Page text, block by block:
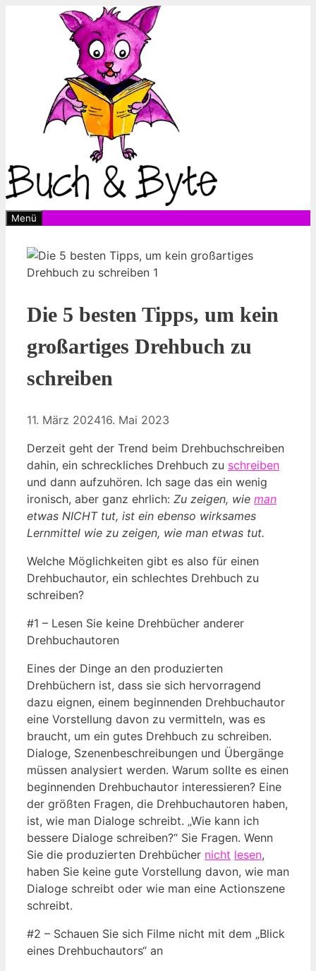
Menü
Die 5 besten Tipps, um kein
großartiges Drehbuch zu
schreiben
11. März 202416. Mai 2023
Derzeit geht der Trend beim Drehbuchschreiben
dahin, ein schreckliches Drehbuch zu schreiben
und dann aufzuhören. Ich sage das ein wenig
ironisch, aber ganz ehrlich: Zu zeigen, wie man
etwas NICHT tut, ist ein ebenso wirksames
Lernmittel wie zu zeigen, wie man etwas tut.
Welche Möglichkeiten gibt es also für einen
Drehbuchautor, ein schlechtes Drehbuch zu
schreiben?
#1 – Lesen Sie keine Drehbücher anderer
Drehbuchautoren
Eines der Dinge an den produzierten
Drehbüchern ist, dass sie sich hervorragend
dazu eignen, einem beginnenden Drehbuchautor
eine Vorstellung davon zu vermitteln, was es
braucht, um ein gutes Drehbuch zu schreiben.
Dialoge, Szenenbeschreibungen und Übergänge
müssen analysiert werden. Warum sollte es einen
beginnenden Drehbuchautor interessieren? Eine
der größten Fragen, die Drehbuchautoren haben,
ist, wie man Dialoge schreibt. „Wie kann ich
bessere Dialoge schreiben?“ Sie Fragen. Wenn
Sie die produzierten Drehbücher nicht lesen,
haben Sie keine gute Vorstellung davon, wie man
Dialoge schreibt oder wie man eine Actionszene
schreibt.
#2 – Schauen Sie sich Filme nicht mit dem „Blick
eines Drehbuchautors“ an